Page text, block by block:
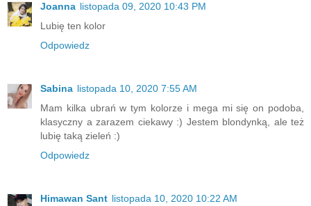
Joanna listopada 09, 2020 10:43 PM
Lubię ten kolor
Odpowiedz
Sabina listopada 10, 2020 7:55 AM
Mam kilka ubrań w tym kolorze i mega mi się on podoba,
klasyczny a zarazem ciekawy :) Jestem blondynką, ale też
lubię taką zieleń :)
Odpowiedz
Himawan Sant listopada 10, 2020 10:22 AM